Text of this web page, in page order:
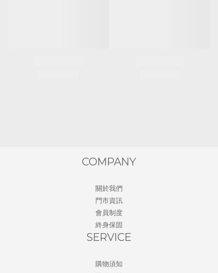
COMPANY
關於我們
門市資訊
會員制度
終身保固
SERVICE
購物須知